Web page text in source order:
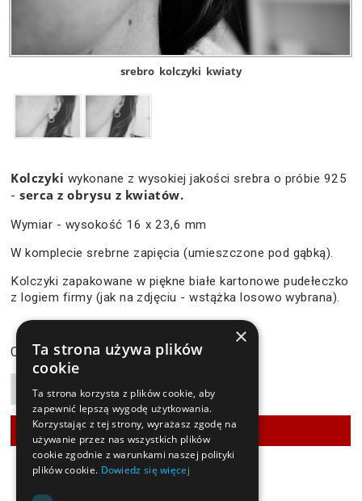
srebro kolczyki kwiaty
Kolczyki wykonane z wysokiej jakości srebra o próbie 925
-serca z obrysu z kwiatów.
Wymiar - wysokość 16 x 23,6 mm
W komplecie srebrne zapięcia (umieszczone pod gąbką).
Kolczyki zapakowane w piękne białe kartonowe pudełeczko
z logiem firmy (jak na zdjęciu - wstążka losowo wybrana).
Cena: 120,90 zł ×
Ta strona używa plików
cookie
Ta strona korzysta z plików cookie, aby
zapewnić lepszą wygodę użytkowania.
Korzystając z tej strony, wyrażasz zgodę na
używanie przez nas wszystkich plików
cookie zgodnie z warunkami naszej polityki
plików cookie. Dowiedz się więcej